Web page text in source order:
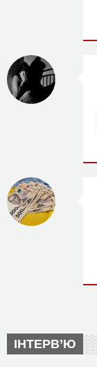
ІНТЕРВ’Ю